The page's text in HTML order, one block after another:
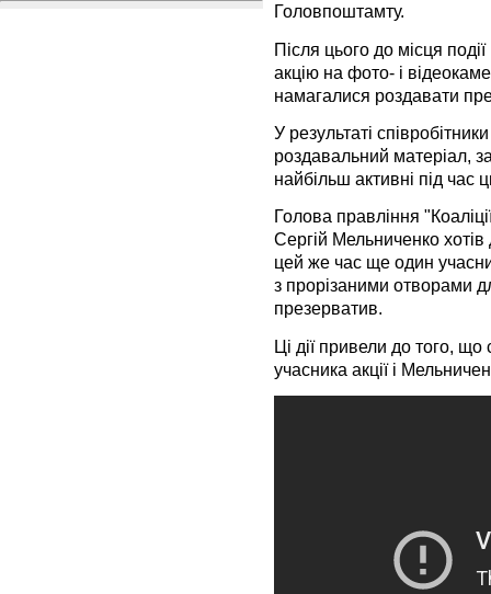
Головпоштамту.
Після цього до місця
акцію на фото- і
намагалися роздавати
У результаті
роздавальний матеріал,
найбільш активні під час
Голова правління
Сергій Мельниченко
цей же час ще один
з прорізаними отворами
презерватив.
Ці дії привели до того, що
учасника акції і